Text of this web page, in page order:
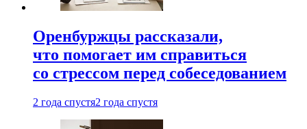
Оренбуржцы рассказали,
что помогает им справиться
со стрессом перед собеседованием
2 года спустя2 года спустя